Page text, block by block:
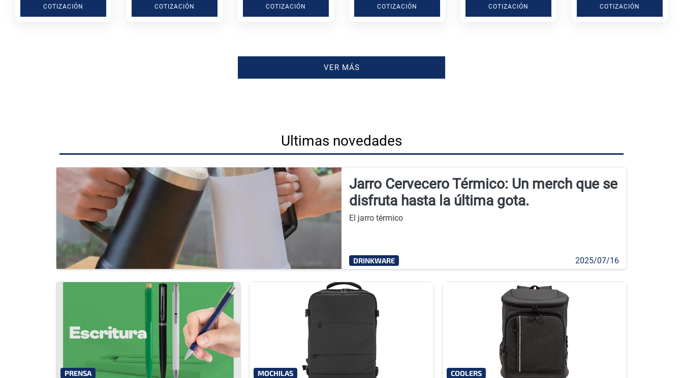
COTIZACIÓN
COTIZACIÓN
COTIZACIÓN
COTIZACIÓN
COTIZACIÓN
COTIZACIÓN
VER MÁS
Ultimas novedades
Jarro Cervecero Térmico: Un merch que se
disfruta hasta la última gota.
El jarro térmico
DRINKWARE 2025/07/16
PRENSA MOCHILAS COOLERS